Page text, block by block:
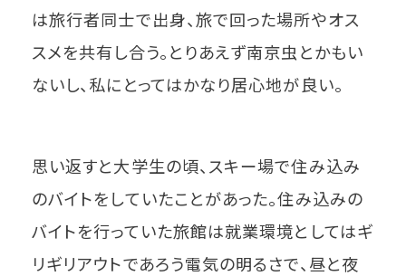
は旅行者同士で出身、旅で回った場所やオス
スメを共有し合う。とりあえず南京虫とかもい
ないし、私にとってはかなり居心地が良い。
思い返すと大学生の頃、スキー場で住み込み
のバイトをしていたことがあった。住み込みの
バイトを行っていた旅館は就業環境としてはギ
リギリアウトであろう電気の明るさで、昼と夜